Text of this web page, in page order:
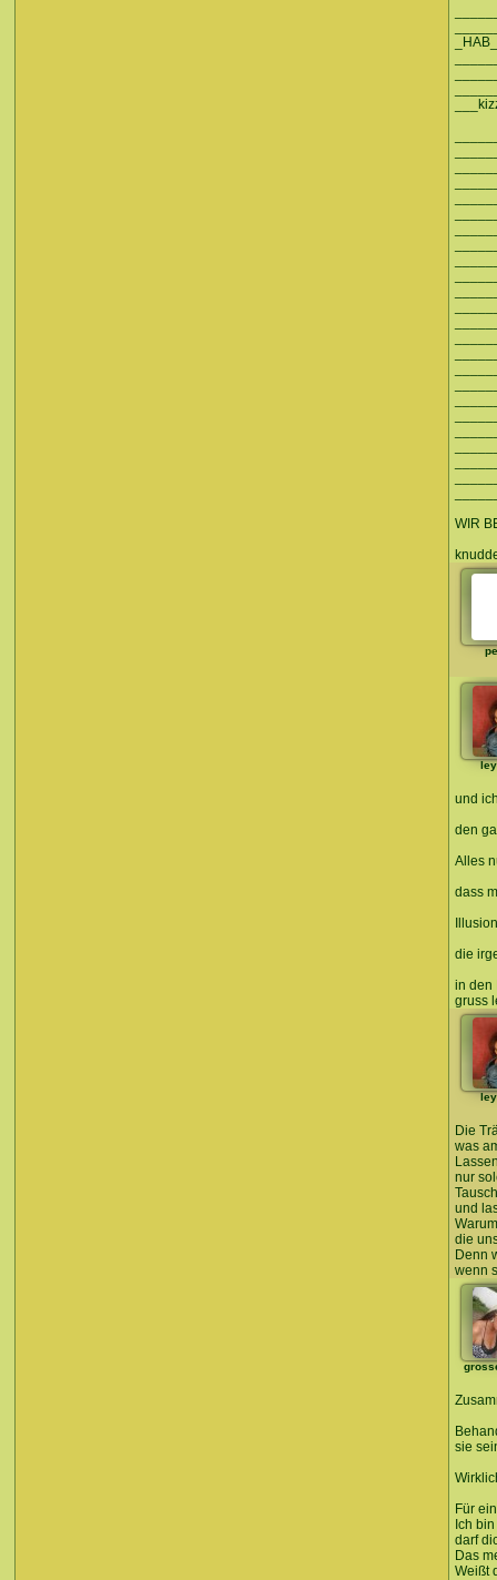
WIR
und
den
Alles
dass
die
in den
gruss
Die
was
nur
und
die
Denn
wenn
sie
Für
Ich
darf
Das
Weißt